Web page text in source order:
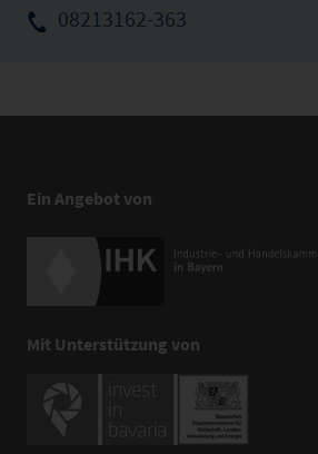
08213162-363
Ein Angebot von
Mit Unterstützung von